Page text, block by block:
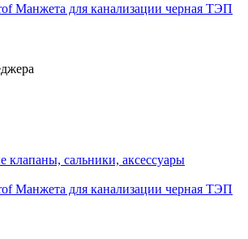
Манжета для канализации черная ТЭП
Манжета для канализации черная ТЭП